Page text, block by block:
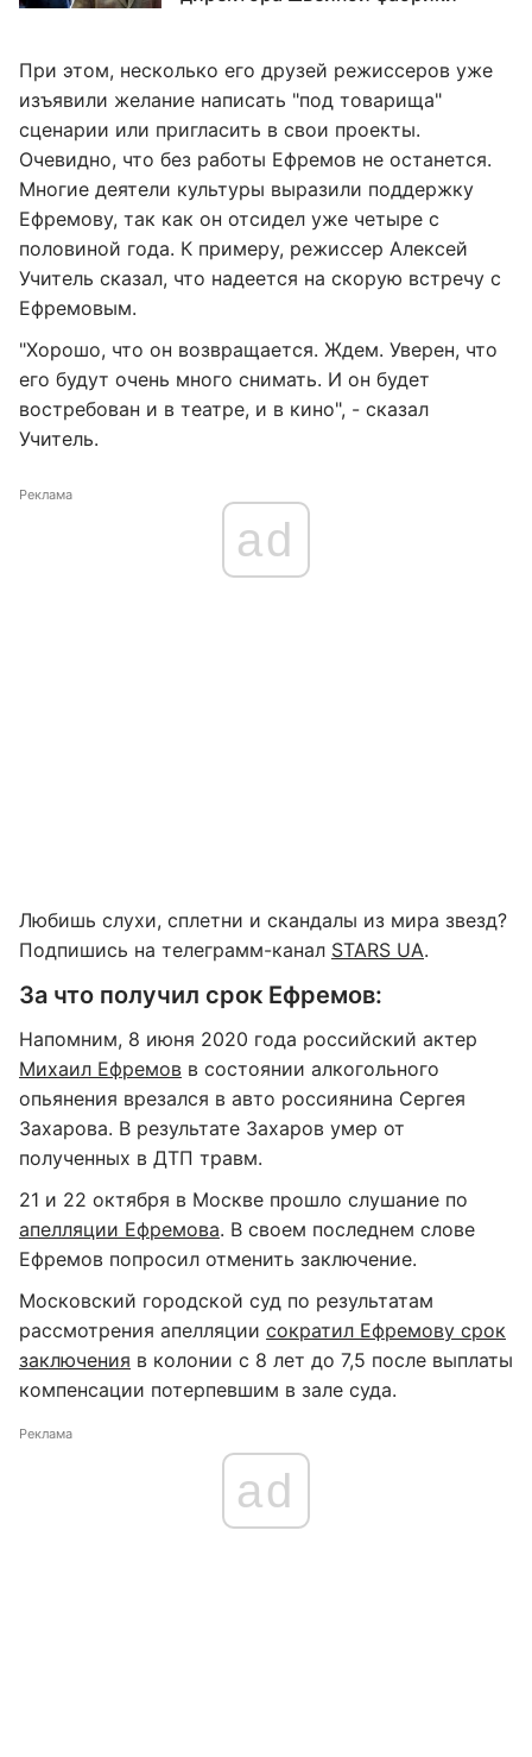
При этом, несколько его друзей режиссеров уже
изъявили желание написать "под товарища"
сценарии или пригласить в свои проекты.
Очевидно, что без работы Ефремов не останется.
Многие деятели культуры выразили поддержку
Ефремову, так как он отсидел уже четыре с
половиной года. К примеру, режиссер Алексей
Учитель сказал, что надеется на скорую встречу с
Ефремовым.
"Хорошо, что он возвращается. Ждем. Уверен, что
его будут очень много снимать. И он будет
востребован и в театре, и в кино", - сказал
Учитель.
Реклама
ad
Любишь слухи, сплетни и скандалы из мира звезд?
Подпишись на телеграмм-канал STARS UA.
За что получил срок Ефремов:
Напомним, 8 июня 2020 года российский актер
Михаил Ефремов в состоянии алкогольного
опьянения врезался в авто россиянина Сергея
Захарова. В результате Захаров умер от
полученных в ДТП травм.
21 и 22 октября в Москве прошло слушание по
апелляции Ефремова. В своем последнем слове
Ефремов попросил отменить заключение.
Московский городской суд по результатам
рассмотрения апелляции сократил Ефремову срок
заключения в колонии с 8 лет до 7,5 после выплаты
компенсации потерпевшим в зале суда.
Реклама
ad